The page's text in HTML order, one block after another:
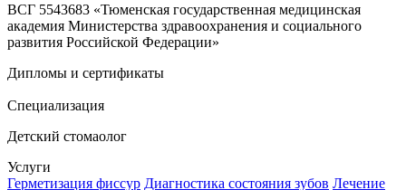
ВСГ 5543683 «Тюменская государственная медицинская
академия Министерства здравоохранения и социального
развития Российской Федерации»
Дипломы и сертификаты
Специализация
Детский стомаолог
Услуги
Герметизация фиссур Диагностика состояния зубов Лечение